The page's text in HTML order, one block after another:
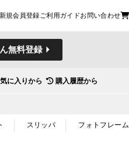
新規会員登録ご利用ガイドお問い合わせ
無料登録
に入りから 購入履歴から
スリッパ フォトフレーム